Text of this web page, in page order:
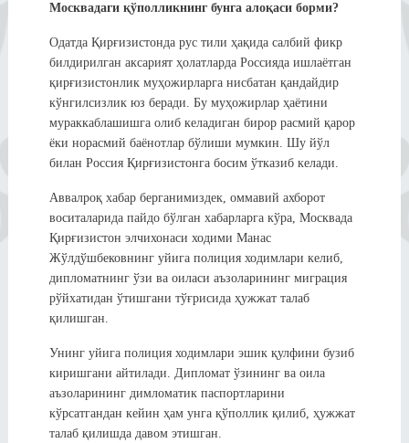
Москвадаги қўполликнинг бунга алоқаси борми?
Одатда Қирғизистонда рус тили ҳақида салбий фикр
билдирилган аксарият ҳолатларда Россияда ишлаётган
қирғизистонлик муҳожирларга нисбатан қандайдир
кўнгилсизлик юз беради. Бу муҳожирлар ҳаётини
мураккаблашишга олиб келадиган бирор расмий қарор
ёки норасмий баёнотлар бўлиши мумкин. Шу йўл
билан Россия Қирғизистонга босим ўтказиб келади.
Аввалроқ хабар берганимиздек, оммавий ахборот
воситаларида пайдо бўлган хабарларга кўра, Москвада
Қирғизистон элчихонаси ходими Манас
Жўлдўшбековнинг уйига полиция ходимлари келиб,
дипломатнинг ўзи ва оиласи аъзоларининг миграция
рўйхатидан ўтишгани тўғрисида ҳужжат талаб
қилишган.
Унинг уйига полиция ходимлари эшик қулфини бузиб
киришгани айтилади. Дипломат ўзининг ва оила
аъзоларининг димломатик паспортларини
кўрсатгандан кейин ҳам унга қўполлик қилиб, ҳужжат
талаб қилишда давом этишган.